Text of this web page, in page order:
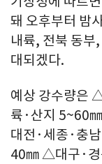
돼 오후부터 밤
내륙, 전북 동부
대되겠다.
예상 강수량은
륙·산지 5~60
대전·세종·충
40㎜ △대구·경